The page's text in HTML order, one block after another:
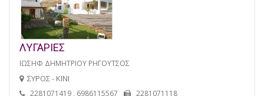
ΛΥΓΑΡΙΕΣ
ΙΩΣΗΦ ΔΗΜΗΤΡΙΟΥ ΡΗΓΟΥΤΣΟΣ
ΣΥΡΟΣ - ΚΙΝΙ
2281071419 , 6986115567 2281071118